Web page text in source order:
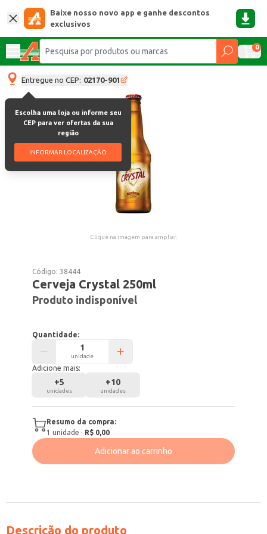
Baixe nosso novo app e ganhe descontos
exclusivos
0
Entregue no CEP: 02170-901
Escolha uma loja ou informe seu
CEP para ver ofertas da sua
região
INFORMAR LOCALIZAÇÃO
Clique na imagem para ampliar.
Código:38444
Cerveja Crystal 250ml
Produto indisponível
Quantidade:
unidade
Adicione mais:
+5
unidades
+10
unidades
Resumo da compra:
1 unidade · R$ 0,00
Adicionar ao carrinho
Descrição do produto